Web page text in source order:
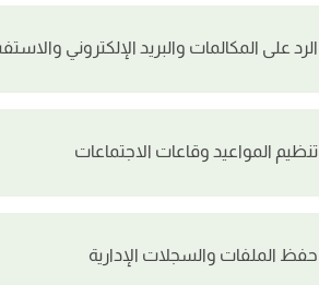
الرد على المكالمات والبريد الإلكتروني
تنظيم المواعيد وقاعات الاجتماعات
حفظ الملفات والسجلات الإدارية